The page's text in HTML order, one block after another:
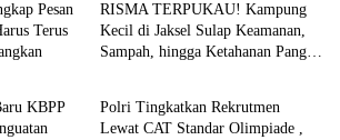
Pesan
Terus
RISMA TERPUKAU! Kampung
Kecil di Jaksel Sulap Keamanan,
Sampah, hingga Ketahanan Pangan
KBPP
News
Polri Tingkatkan Rekrutmen
Lewat CAT Standar Olimpiade ,